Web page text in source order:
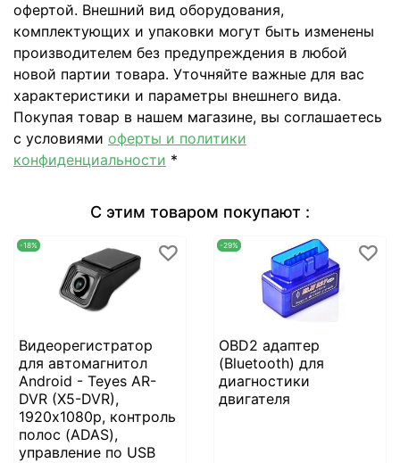
офертой. Внешний вид оборудования,
комплектующих и упаковки могут быть изменены
производителем без предупреждения в любой
новой партии товара. Уточняйте важные для вас
характеристики и параметры внешнего вида.
Покупая товар в нашем магазине, вы соглашаетесь
с условиями оферты и политики
конфиденциальности *
С этим товаром покупают :
-18%
Видеорегистратор
для автомагнитол
Android - Teyes AR-
DVR (X5-DVR),
1920х1080p, контроль
полос (ADAS),
управление по USB
-29%
OBD2 адаптер
(Bluetooth) для
диагностики
двигателя